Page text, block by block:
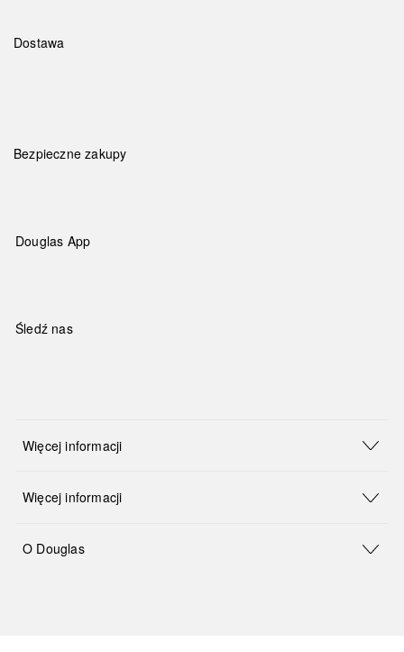
Dostawa
Bezpieczne zakupy
Douglas App
Śledź nas
Więcej informacji
Więcej informacji
O Douglas